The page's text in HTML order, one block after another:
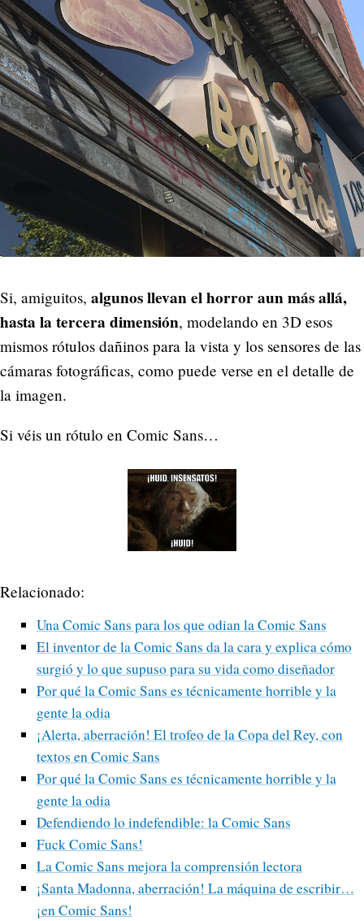
Si, amiguitos, algunos llevan el horror aun más allá,
hasta la tercera dimensión, modelando en 3D esos
mismos rótulos dañinos para la vista y los sensores de las
cámaras fotográficas, como puede verse en el detalle de
la imagen.
Si véis un rótulo en Comic Sans…
Relacionado:
Una Comic Sans para los que odian la Comic Sans
El inventor de la Comic Sans da la cara y explica cómo
surgió y lo que supuso para su vida como diseñador
Por qué la Comic Sans es técnicamente horrible y la
gente la odia
¡Alerta, aberración! El trofeo de la Copa del Rey, con
textos en Comic Sans
Por qué la Comic Sans es técnicamente horrible y la
gente la odia
Defendiendo lo indefendible: la Comic Sans
Fuck Comic Sans!
La Comic Sans mejora la comprensión lectora
¡Santa Madonna, aberración! La máquina de escribir…
¡en Comic Sans!